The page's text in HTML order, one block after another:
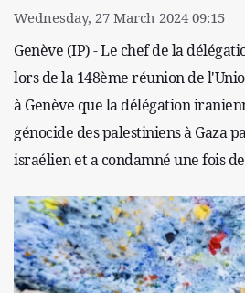
Wednesday, 27 March 2024 09:15
Genève (IP) - Le chef de la
lors de la 148ème réunion de
à Genève que la délégation
génocide des palestiniens à Gaza
israélien et a condamné une fois